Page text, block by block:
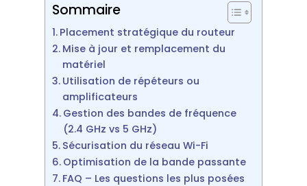
Sommaire
Placement stratégique du routeur
Mise à jour et remplacement du
matériel
Utilisation de répéteurs ou
amplificateurs
Gestion des bandes de fréquence
(2.4 GHz vs 5 GHz)
Sécurisation du réseau Wi-Fi
Optimisation de la bande passante
FAQ – Les questions les plus posées